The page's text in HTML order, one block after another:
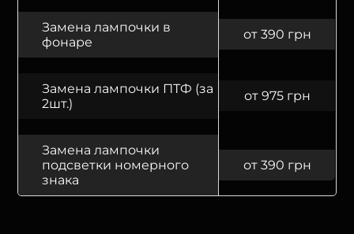
Замена лампочки в
фонаре
от 390 грн
Замена лампочки ПТФ (за
2шт.)
от 975 грн
Замена лампочки
подсветки номерного
знака
от 390 грн